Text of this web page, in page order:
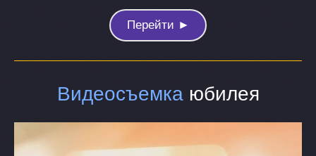
Перейти ►
Видеосъемкаюбилея